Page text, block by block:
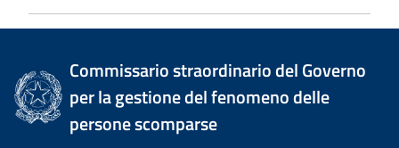
Commissario straordinario del Governo
per la gestione del fenomeno delle
persone scomparse